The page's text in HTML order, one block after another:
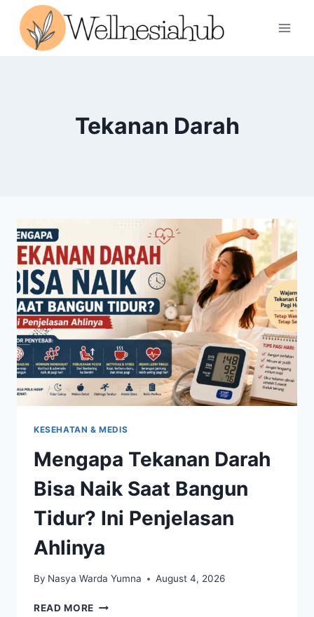
content
Tekanan Darah
KESEHATAN & MEDIS
Mengapa Tekanan Darah
Bisa Naik Saat Bangun
Tidur? Ini Penjelasan
Ahlinya
By Nasya Warda Yumna August 4, 2026
READ MORE MENGAPA